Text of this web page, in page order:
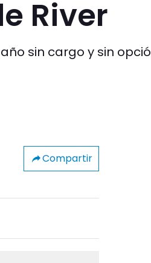
River
sin cargo y sin
Compartir